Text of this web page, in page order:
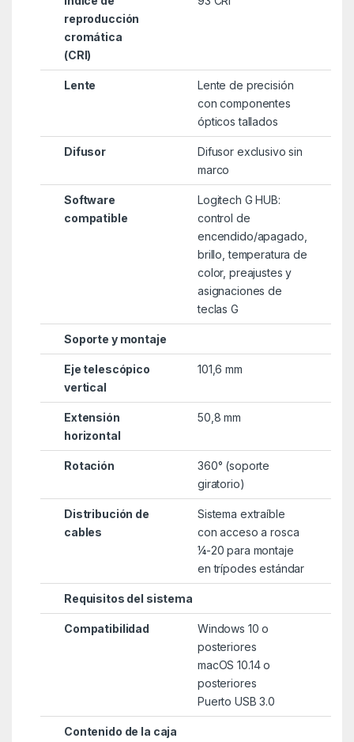
reproducción
cromática
(CRI)
Lente
Lente de precisión
con componentes
ópticos tallados
Difusor
Difusor exclusivo sin
marco
Software
compatible
Logitech G HUB:
control de
encendido/apagado,
brillo, temperatura de
color, preajustes y
asignaciones de
teclas G
Soporte y montaje
Eje telescópico
vertical
101,6 mm
Extensión
horizontal
50,8 mm
Rotación
360° (soporte
giratorio)
Distribución de
cables
Sistema extraíble
con acceso a rosca
¼-20 para montaje
en trípodes estándar
Requisitos del sistema
Compatibilidad
Windows 10 o
posteriores
macOS 10.14 o
posteriores
Puerto USB 3.0
Contenido de la caja